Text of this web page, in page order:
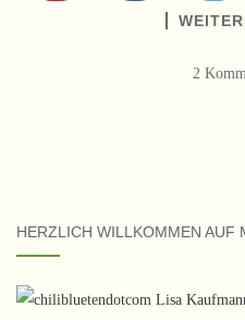
2
HERZLICH WILLKOMMEN AUF